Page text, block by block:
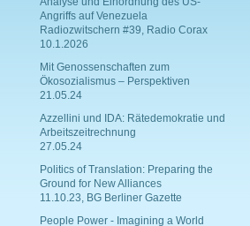
Angriffs auf Venezuela
Radiozwitschern #39, Radio Corax
10.1.2026
Mit Genossenschaften zum
Ökosozialismus – Perspektiven
21.05.24
Azzellini und IDA: Rätedemokratie und
Arbeitszeitrechnung
27.05.24
Politics of Translation: Preparing the
Ground for New Alliances
11.10.23, BG Berliner Gazette
People Power - Imagining a World